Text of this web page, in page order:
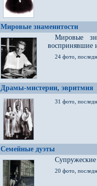
Мировые знаменитости
Мировые
воспринявшие
24 фото,
Драмы-мистерии, эвритмия
31 фото,
Семейные дуэты
20 фото,